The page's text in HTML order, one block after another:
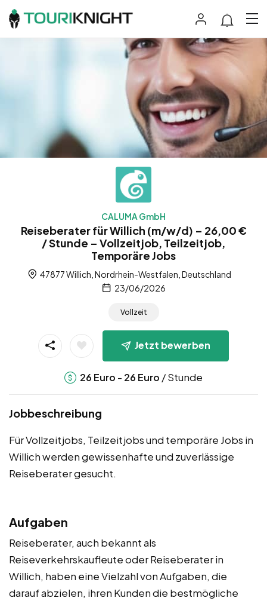
CALUMA GmbH
Reiseberater für Willich (m/w/d) – 26,00 €
/ Stunde – Vollzeitjob, Teilzeitjob,
Temporäre Jobs
47877 Willich, Nordrhein-Westfalen, Deutschland
23/06/2026
Vollzeit
Jetzt bewerben
26 Euro - 26 Euro / Stunde
Jobbeschreibung
Für Vollzeitjobs, Teilzeitjobs und temporäre Jobs in
Willich werden gewissenhafte und zuverlässige
Reiseberater gesucht.
Aufgaben
Reiseberater, auch bekannt als
Reiseverkehrskaufleute oder Reiseberater in
Willich, haben eine Vielzahl von Aufgaben, die
darauf abzielen, ihren Kunden die bestmögliche